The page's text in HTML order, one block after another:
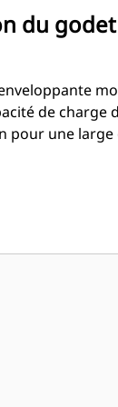
du godet
de charge
pour une large